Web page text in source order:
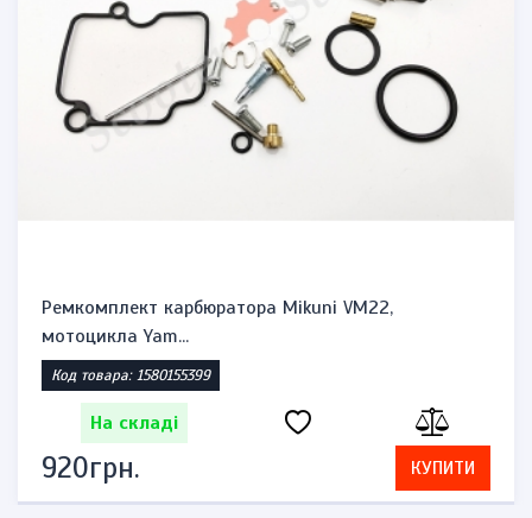
Ремкомплект карбюратора Mikuni VM22,
мотоцикла Yam...
Код товара: 1580155399
На складі
920грн. КУПИТИ